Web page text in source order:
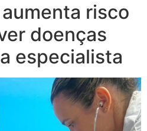
risco
doenças
especialista